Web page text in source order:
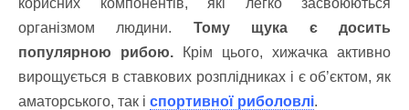
корисних компонентів, які легко засвоюються
організмом людини. Тому щука є досить
популярною рибою. Крім цього, хижачка активно
вирощується в ставкових розплідниках і є об’єктом, як
аматорського, так і спортивної риболовлі.